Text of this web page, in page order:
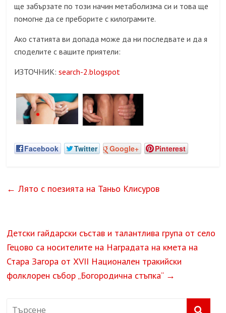
ще забързате по този начин метаболизма си и това ще
помогне да се преборите с килограмите.
Aко статията ви допада може да ни последвате и да я
споделите с вашите приятели:
ИЗТОЧНИК:search-2.blogspot
Facebook Twitter Google+ Pinterest
← Лято с поезията на Таньо Клисуров
Детски гайдарски състав и талантлива група от село
Гецово са носителите на Наградата на кмета на
Стара Загора от XVII Национален тракийски
фолклорен събор „Богородична стъпка“ →